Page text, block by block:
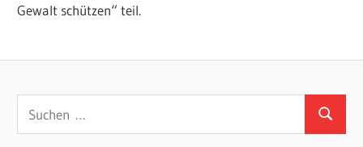
Gewalt schützen“ teil.
Suchen